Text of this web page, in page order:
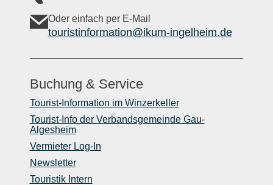
Oder einfach per E-Mail
touristinformation@ikum-ingelheim.de
Buchung & Service
Tourist-Information im Winzerkeller
Tourist-Info der Verbandsgemeinde Gau-
Algesheim
Vermieter Log-In
Newsletter
Touristik Intern